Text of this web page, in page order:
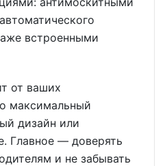
встроенными
от ваших
максимальный
дизайн или
Главное — доверять
и не забывать